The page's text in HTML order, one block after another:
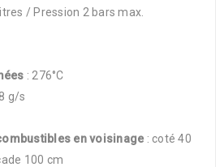
/ Pression 2 bars max.
: 276°C
g/s
en voisinage : coté 40
100 cm